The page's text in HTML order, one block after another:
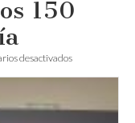
150
desactivadosen
la